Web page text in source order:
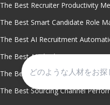
The Best Recruiter Productivity
The Best Smart Candidate Role
The Best AI Recruitment
The Best AI Chatbot For
The Best Diversity Hiring Analytics
The Best Sourcing Channel